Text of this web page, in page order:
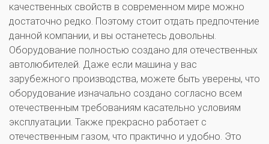
качественных свойств в современном мире можно
достаточно редко. Поэтому стоит отдать предпочтение
данной компании, и вы останетесь довольны.
Оборудование полностью создано для отечественных
автолюбителей. Даже если машина у вас
зарубежного производства, можете быть уверены, что
оборудование изначально создано согласно всем
отечественным требованиям касательно условиям
эксплуатации. Также прекрасно работает с
отечественным газом, что практично и удобно. Это